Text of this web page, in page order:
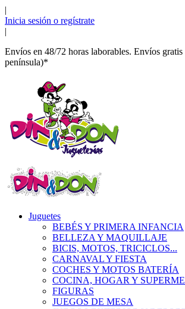
|
Inicia sesión o regístrate
|
Envíos en 48/72 horas laborables. Envíos
península)*
Juguetes
BEBÉS Y PRIMERA INFANCIA
BELLEZA Y MAQUILLAJE
BICIS, MOTOS, TRICICLOS...
CARNAVAL Y FIESTA
COCHES Y MOTOS BATERÍA
COCINA, HOGAR Y
FIGURAS
JUEGOS DE MESA